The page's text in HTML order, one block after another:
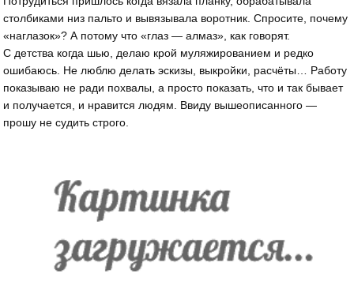
столбиками низ пальто и вывязывала воротник. Спросите, почему
«наглазок»? А потому что «глаз — алмаз», как говорят.
С детства когда шью, делаю крой муляжированием и редко
ошибаюсь. Не люблю делать эскизы, выкройки, расчёты… Работу
показываю не ради похвалы, а просто показать, что и так бывает
и получается, и нравится людям. Ввиду вышеописанного —
прошу не судить строго.